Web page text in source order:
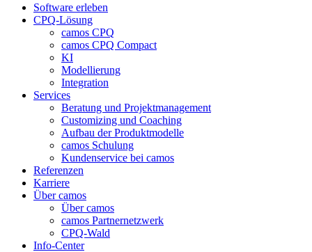
Software erleben
CPQ-Lösung
camos CPQ
camos CPQ Compact
KI
Modellierung
Integration
Services
Beratung und Projektmanagement
Customizing und Coaching
Aufbau der Produktmodelle
camos Schulung
Kundenservice bei camos
Referenzen
Karriere
Über camos
Über camos
camos Partnernetzwerk
CPQ-Wald
Info-Center